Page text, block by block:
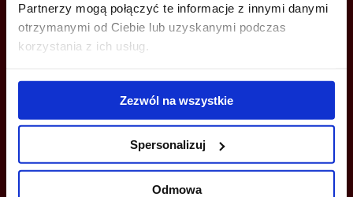
Partnerzy mogą połączyć te informacje z innymi danymi
otrzymanymi od Ciebie lub uzyskanymi podczas
korzystania z ich usług.
Zezwól na wszystkie
Spersonalizuj
Odmowa
+48 660 661 183
wroclaw@officefinder.pl
YOU CAN LEAVE YOUR PHONE NUMBER AND WE WILL CONTACT